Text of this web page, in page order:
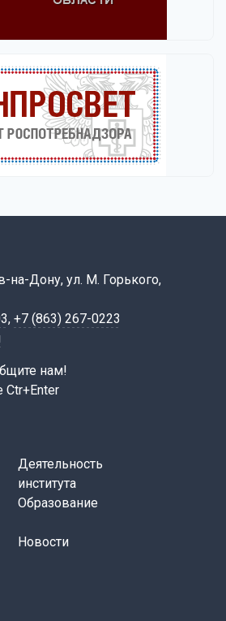
на-Дону, ул. М. Горького,
, +7 (863) 267-0223
нам!
Деятельность
института
Образование
Новости